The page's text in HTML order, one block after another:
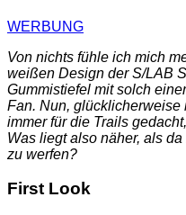
WERBUNG
Von nichts fühle ich mich
weißen Design der S/LAB
Gummistiefel mit solch
Fan. Nun,
immer für die Trails
Was liegt also näher, als
zu werfen?
First Look